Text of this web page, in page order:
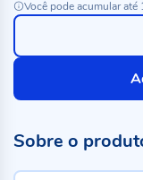
Você pode acumular
Sobre o